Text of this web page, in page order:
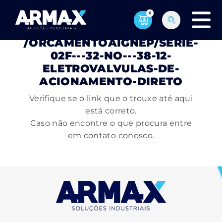
0
PÁGINA NÃO ENCONTRADA
/ORCAMENTOAIGNEP/SERIE-
02F---32-NO---38-12-
ELETROVALVULAS-DE-
ACIONAMENTO-DIRETO
Verifique se o link que o trouxe até aqui
está correto.
Caso não encontre o que procura entre
em contato conosco.